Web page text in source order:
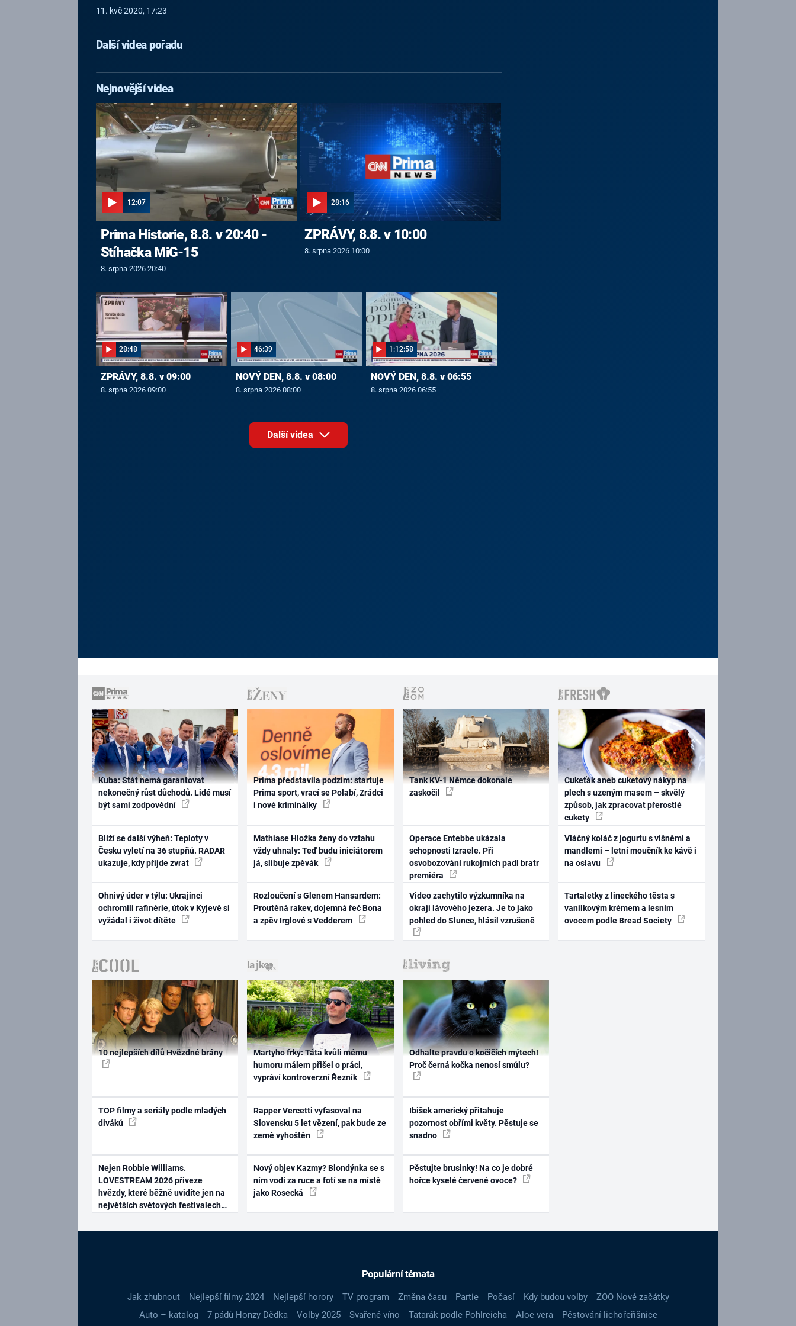
11. kvě 2020, 17:23
Další videa pořadu
Nejnovější videa
12:07
Prima Historie, 8.8. v 20:40 -
Stíhačka MiG-15
8. srpna 2026 20:40
28:16
ZPRÁVY, 8.8. v 10:00
8. srpna 2026 10:00
28:48
ZPRÁVY, 8.8. v 09:00
8. srpna 2026 09:00
46:39
NOVÝ DEN, 8.8. v 08:00
8. srpna 2026 08:00
1:12:58
NOVÝ DEN, 8.8. v 06:55
8. srpna 2026 06:55
Další videa
Kuba: Stát nemá garantovat
nekonečný růst důchodů. Lidé musí
být sami zodpovědní
Blíží se další výheň: Teploty v
Česku vyletí na 36 stupňů. RADAR
ukazuje, kdy přijde zvrat
Ohnivý úder v týlu: Ukrajinci
ochromili rafinérie, útok v Kyjevě si
vyžádal i život dítěte
Prima představila podzim: startuje
Prima sport, vrací se Polabí, Zrádci
i nové kriminálky
Mathiase Hložka ženy do vztahu
vždy uhnaly: Teď budu iniciátorem
já, slibuje zpěvák
Rozloučení s Glenem Hansardem:
Proutěná rakev, dojemná řeč Bona
a zpěv Irglové s Vedderem
Tank KV-1 Němce dokonale
zaskočil
Operace Entebbe ukázala
schopnosti Izraele. Při
osvobozování rukojmích padl bratr
premiéra
Video zachytilo výzkumníka na
okraji lávového jezera. Je to jako
pohled do Slunce, hlásil vzrušeně
Cukeťák aneb cuketový nákyp na
plech s uzeným masem – skvělý
způsob, jak zpracovat přerostlé
cukety
Vláčný koláč z jogurtu s višněmi a
mandlemi – letní moučník ke kávě i
na oslavu
Tartaletky z lineckého těsta s
vanilkovým krémem a lesním
ovocem podle Bread Society
10 nejlepších dílů Hvězdné brány
TOP filmy a seriály podle mladých
diváků
Nejen Robbie Williams.
LOVESTREAM 2026 přiveze
hvězdy, které běžně uvidíte jen na
největších světových festivalech
Martyho frky: Táta kvůli mému
humoru málem přišel o práci,
vypráví kontroverzní Řezník
Rapper Vercetti vyfasoval na
Slovensku 5 let vězení, pak bude ze
země vyhoštěn
Nový objev Kazmy? Blondýnka se s
ním vodí za ruce a fotí se na místě
jako Rosecká
Odhalte pravdu o kočičích mýtech!
Proč černá kočka nenosí smůlu?
Ibišek americký přitahuje
pozornost obřími květy. Pěstuje se
snadno
Pěstujte brusinky! Na co je dobré
hořce kyselé červené ovoce?
Populární témata
Jak zhubnout Nejlepší filmy 2024 Nejlepší horory TV program Změna času Partie Počasí Kdy budou volby
ZOO Nové začátky
Auto – katalog
7 pádů Honzy Dědka Volby 2025 Svařené víno Tatarák podle Pohlreicha Aloe vera Pěstování lichořeřišnice